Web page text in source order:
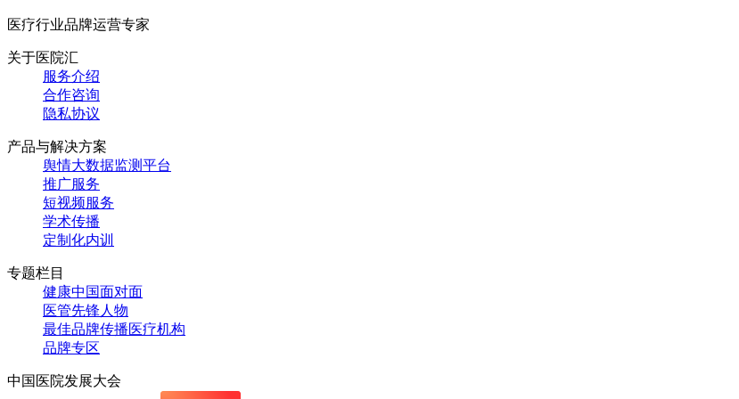
医疗行业品牌运营专家
关于医院汇
服务介绍
合作咨询
隐私协议
产品与解决方案
舆情大数据监测平台
推广服务
短视频服务
学术传播
定制化内训
专题栏目
健康中国面对面
医管先锋人物
最佳品牌传播医疗机构
品牌专区
中国医院发展大会